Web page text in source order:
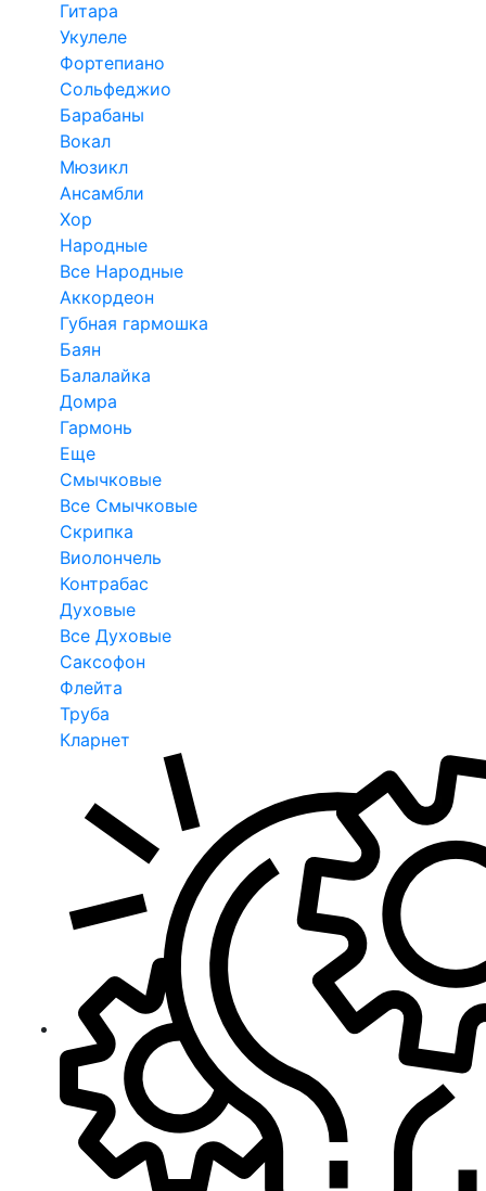
Гитара
Укулеле
Фортепиано
Сольфеджио
Барабаны
Вокал
Мюзикл
Ансамбли
Хор
Народные
Все Народные
Аккордеон
Губная гармошка
Баян
Балалайка
Домра
Гармонь
Еще
Смычковые
Все Смычковые
Скрипка
Виолончель
Контрабас
Духовые
Все Духовые
Саксофон
Флейта
Труба
Кларнет